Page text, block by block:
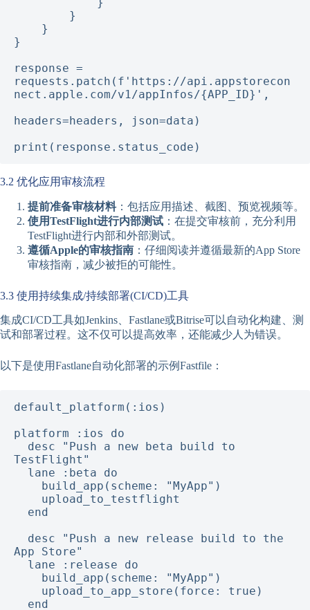
}
response =
requests.patch(f'https://api.appstorecon
nect.apple.com/v1/appInfos/{APP_ID}',
headers=headers, json=data)
print(response.status_code)
3.2 优化应用审核流程
提前准备审核材料：包括应用描述、截图、预览视频等。
使用TestFlight进行内部测试 ：在提交审核前，充分利用
TestFlight进行内部和外部测试。
遵循Apple的审核指南 ：仔细阅读并遵循最新的App Store
审核指南，减少被拒的可能性。
3.3 使用持续集成/持续部署(CI/CD)工具
集成CI/CD工具如Jenkins、Fastlane或Bitrise可以自动化构建、测
试和部署过程。这不仅可以提高效率，还能减少人为错误。
以下是使用Fastlane自动化部署的示例Fastfile：
default_platform(:ios)
platform :ios do
TestFlight"
App Store"